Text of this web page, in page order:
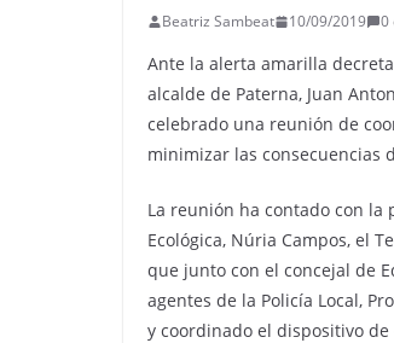
Beatriz Sambeat 10/09/2019 0
Ante la alerta amarilla
alcalde de Paterna, Juan
celebrado una reunión de
minimizar las consecuencias
La reunión ha contado con la
Ecológica, Núria Campos, el
que junto con el concejal de
agentes de la Policía Local,
y coordinado el dispositivo